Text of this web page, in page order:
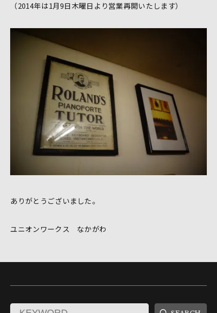
（2014年は1月9日木曜日より営業再開いたします）
ありがとうございました。
ユニオンワークス なかがわ